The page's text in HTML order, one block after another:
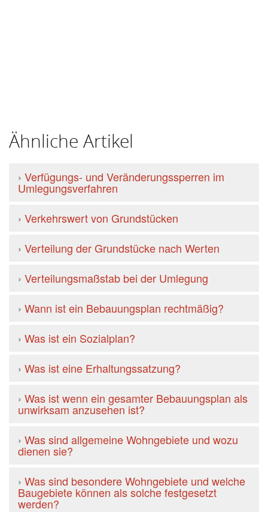
Ähnliche Artikel
› Verfügungs- und Veränderungssperren im
Umlegungsverfahren
› Verkehrswert von Grundstücken
› Verteilung der Grundstücke nach Werten
› Verteilungsmaßstab bei der Umlegung
› Wann ist ein Bebauungsplan rechtmäßig?
› Was ist ein Sozialplan?
› Was ist eine Erhaltungssatzung?
› Was ist wenn ein gesamter Bebauungsplan als
unwirksam anzusehen ist?
› Was sind allgemeine Wohngebiete und wozu
dienen sie?
› Was sind besondere Wohngebiete und welche
Baugebiete können als solche festgesetzt
werden?